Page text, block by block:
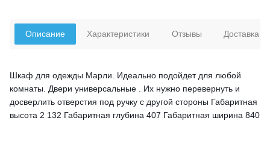
Описание
Шкаф для одежды Марли. Идеально подойдет для любой
комнаты. Двери универсальные . Их нужно перевернуть и
досверлить отверстия под ручку с другой стороны Габаритная
высота 2 132 Габаритная глубина 407 Габаритная ширина 840
Характеристики Отзывы Доставка